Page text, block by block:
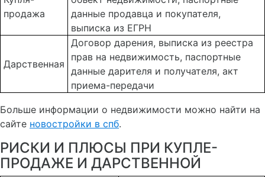
продажа
данные продавца и покупателя,
выписка из ЕГРН
Дарственная
Договор дарения, выписка из реестра
прав на недвижимость, паспортные
данные дарителя и получателя, акт
приема-передачи
Больше информации о недвижимости можно найти на
сайте новостройки в спб.
РИСКИ И ПЛЮСЫ ПРИ КУПЛЕ-
ПРОДАЖЕ И ДАРСТВЕННОЙ